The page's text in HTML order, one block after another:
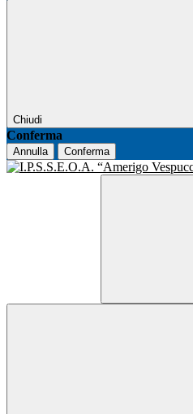
Chiudi
Conferma
Annulla Conferma